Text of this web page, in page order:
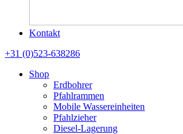
Kontakt
+31 (0)523-638286
Shop
Erdbohrer
Pfahlrammen
Mobile Wassereinheiten
Pfahlzieher
Diesel-Lagerung